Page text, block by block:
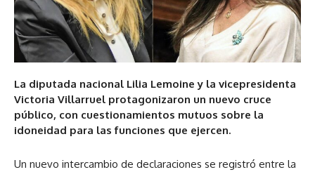
La diputada nacional Lilia Lemoine y la vicepresidenta
Victoria Villarruel protagonizaron un nuevo cruce
público, con cuestionamientos mutuos sobre la
idoneidad para las funciones que ejercen.
Un nuevo intercambio de declaraciones se registró entre la